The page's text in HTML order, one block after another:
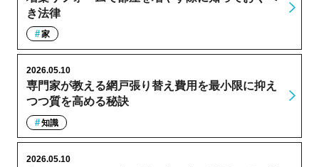
き法律
家
専門家が教える網戸張り替え費用を最小限に抑え
つつ質を高める秘訣
2026.05.10
知識
2026.05.10